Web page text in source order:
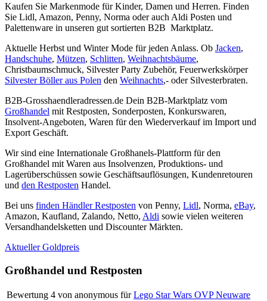
Kaufen Sie Markenmode für Kinder, Damen und Herren. Finden
Sie Lidl, Amazon, Penny, Norma oder auch Aldi Posten und
Palettenware in unseren gut sortierten B2B Marktplatz.
Aktuelle Herbst und Winter Mode für jeden Anlass. Ob Jacken,
Handschuhe, Mützen, Schlitten, Weihnachtsbäume,
Christbaumschmuck, Silvester Party Zubehör, Feuerwerkskörper
Silvester Böller aus Polen den Weihnachts,- oder Silvesterbraten.
B2B-Grosshaendleradressen.de Dein B2B-Marktplatz vom
Großhandel mit Restposten, Sonderposten, Konkurswaren,
Insolvent-Angeboten, Waren für den Wiederverkauf im Import und
Export Geschäft.
Wir sind eine Internationale Großhanels-Plattform für den
Großhandel mit Waren aus Insolvenzen, Produktions- und
Lagerüberschüssen sowie Geschäftsauflösungen, Kundenretouren
und den Restposten Handel.
Bei uns finden Händler Restposten von Penny, Lidl, Norma, eBay,
Amazon, Kaufland, Zalando, Netto, Aldi sowie vielen weiteren
Versandhandelsketten und Discounter Märkten.
Aktueller Goldpreis
Großhandel und Restposten
Bewertung 4 von anonymous für Lego Star Wars OVP Neuware